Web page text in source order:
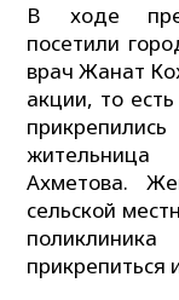
В ходе
посетили
врач Жанат
акции, то
Ахметова.
сельской
прикрепиться